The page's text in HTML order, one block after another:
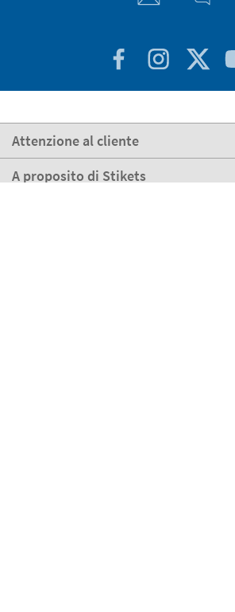
Attenzione al cliente
A proposito di Stikets